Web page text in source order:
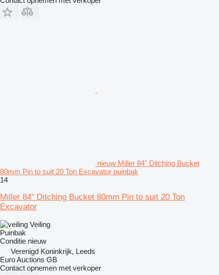
nieuw Miller 84" Ditching Bucket
80mm Pin to suit 20 Ton Excavator puinbak
14
Miller 84" Ditching Bucket 80mm Pin to suit 20 Ton
Excavator
Veiling
Puinbak
Conditie nieuw
Verenigd Koninkrijk, Leeds
Euro Auctions GB
Contact opnemen met verkoper